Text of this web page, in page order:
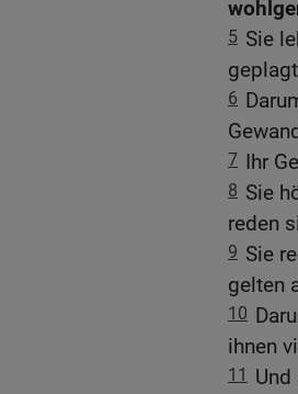
5 Sie
6
7 Ihr
8 Sie
reden
9 Sie
gelten
10
ihnen
11